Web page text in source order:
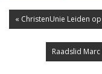
« ChristenUnie Leiden
Raadslid